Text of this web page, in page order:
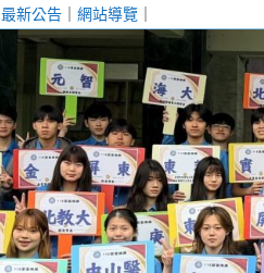
最新公告 ｜ 網站導覽 ｜